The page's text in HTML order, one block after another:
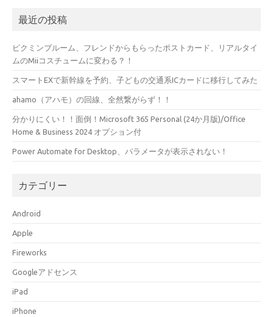
最近の投稿
ピクミンブルーム、フレンドからもらったポストカード、リアルタイ
ムのMiiコスチュームに変わる？！
スマートEXで新幹線を予約、子どもの交通系ICカードに移行してみた
ahamo（アハモ）の回線、全然繋がらず！！
分かりにくい！！面倒！Microsoft 365 Personal (24か月版)/Office
Home & Business 2024 オプション付
Power Automate for Desktop、パラメータが表示されない！
カテゴリー
Android
Apple
Fireworks
Googleアドセンス
iPad
iPhone